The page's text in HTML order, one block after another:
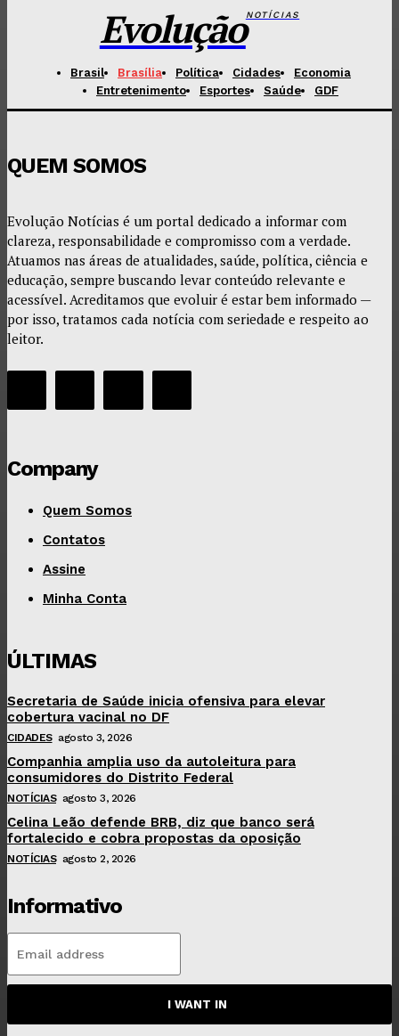
EvoluçãoNOTÍCIAS
Brasil Brasília Política Cidades
Economia
Entretenimento
Esportes Saúde GDF
QUEM SOMOS
Evolução Notícias é um portal dedicado a informar com
clareza, responsabilidade e compromisso com a verdade.
Atuamos nas áreas de atualidades, saúde, política, ciência e
educação, sempre buscando levar conteúdo relevante e
acessível. Acreditamos que evoluir é estar bem informado —
por isso, tratamos cada notícia com seriedade e respeito ao
leitor.
Company
Quem Somos
Contatos
Assine
Minha Conta
ÚLTIMAS
Secretaria de Saúde inicia ofensiva para elevar
cobertura vacinal no DF
CIDADES agosto 3, 2026
Companhia amplia uso da autoleitura para
consumidores do Distrito Federal
NOTÍCIAS agosto 3, 2026
Celina Leão defende BRB, diz que banco será
fortalecido e cobra propostas da oposição
NOTÍCIAS agosto 2, 2026
Informativo
I WANT IN